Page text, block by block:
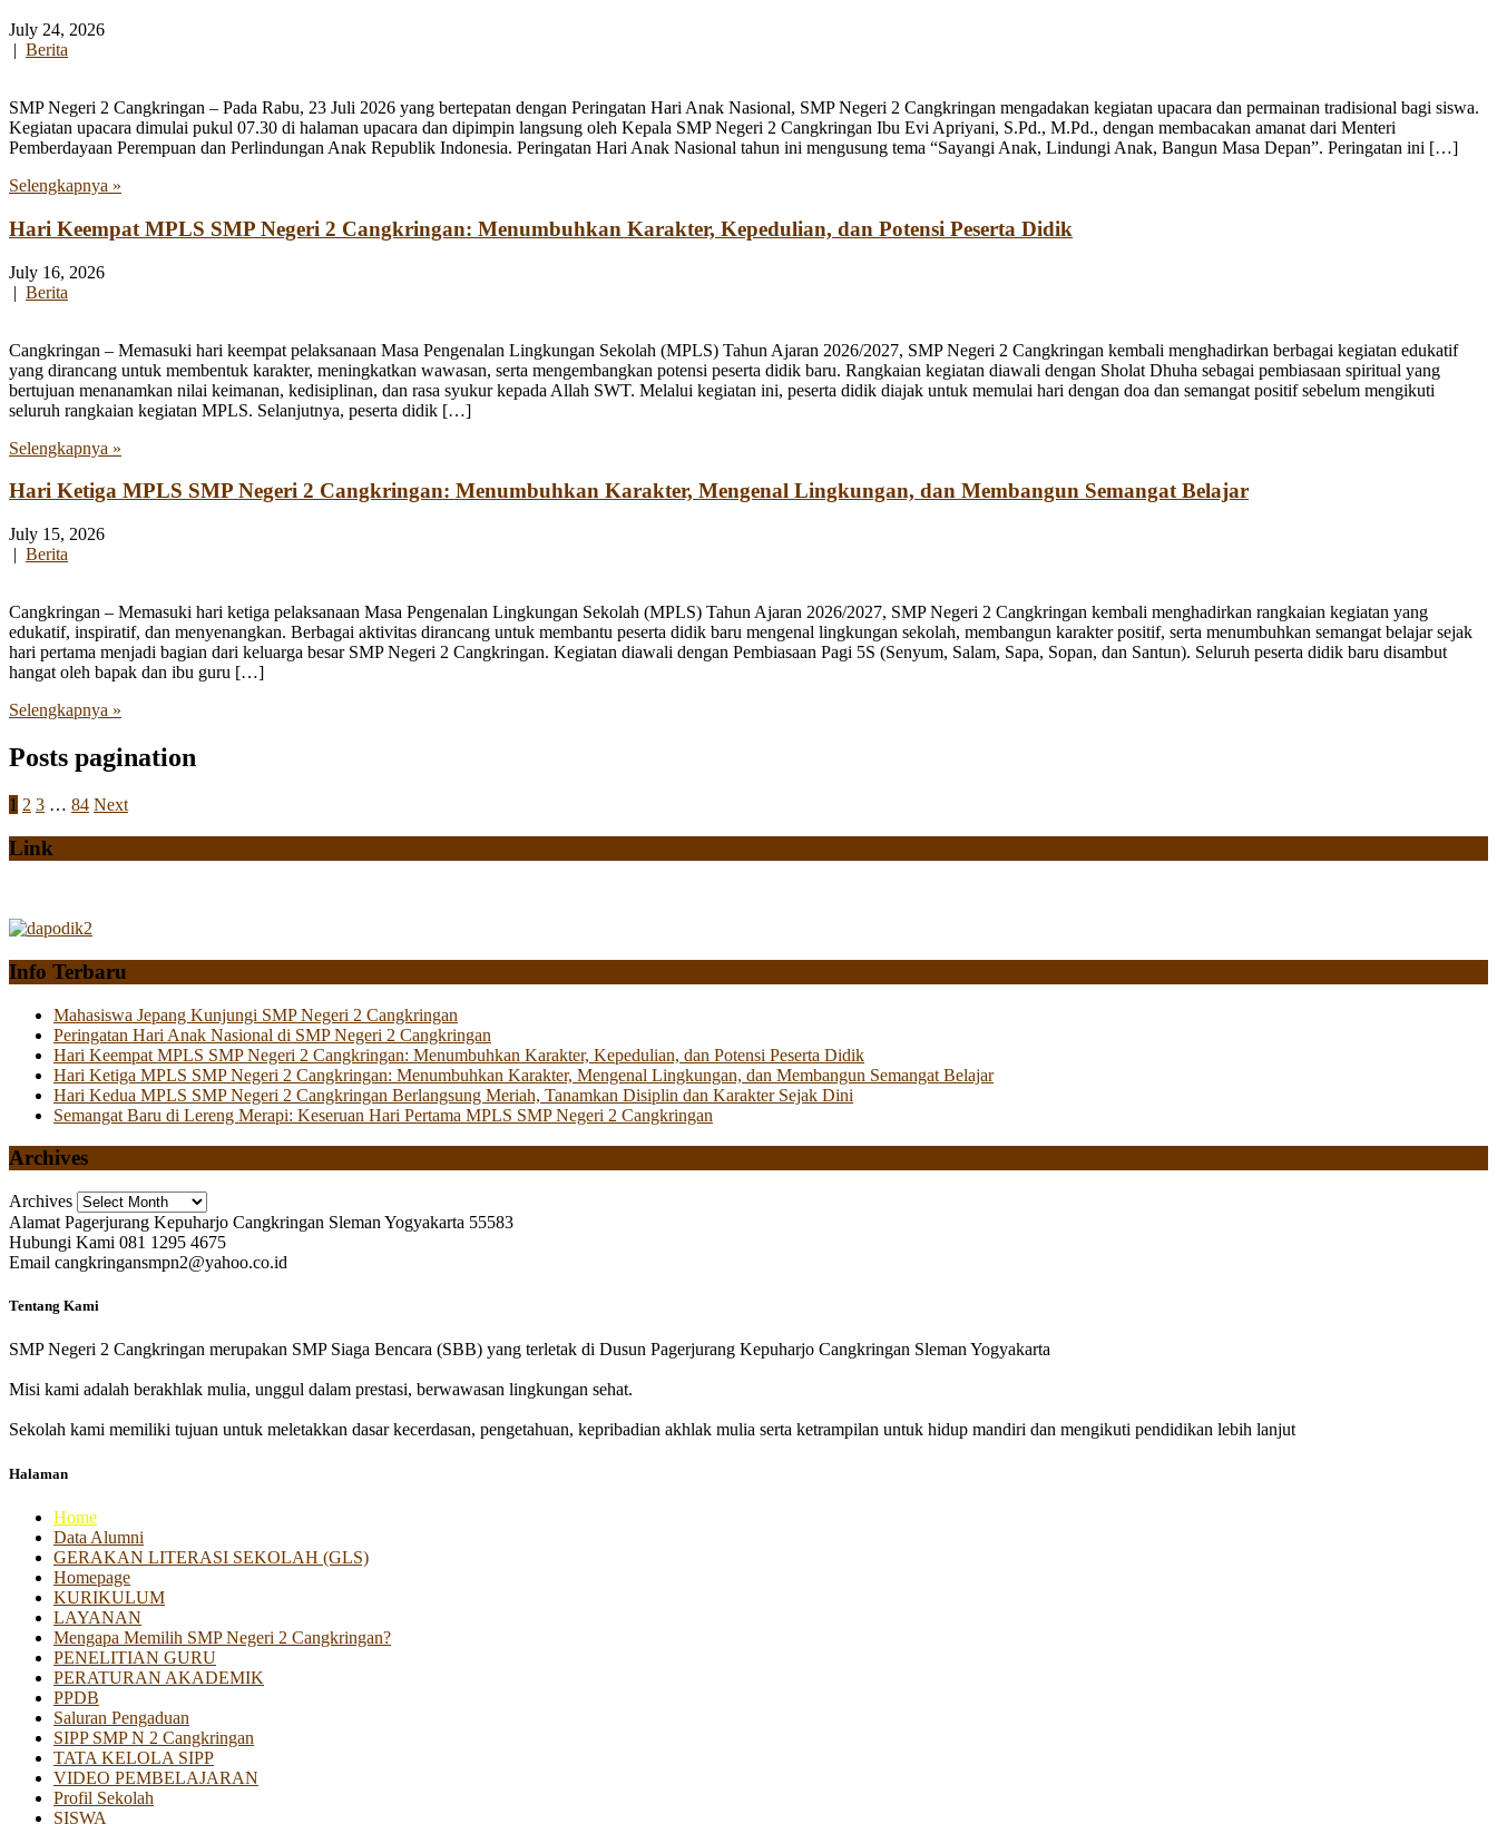
July 24, 2026
| Berita
SMP Negeri 2 Cangkringan – Pada Rabu, 23 Juli 2026 yang bertepatan dengan Peringatan Hari Anak Nasional, SMP Negeri 2 Cangkringan mengadakan kegiatan upacara dan permainan tradisional bagi siswa.
Kegiatan upacara dimulai pukul 07.30 di halaman upacara dan dipimpin langsung oleh Kepala SMP Negeri 2 Cangkringan Ibu Evi Apriyani, S.Pd., M.Pd., dengan membacakan amanat dari Menteri
Pemberdayaan Perempuan dan Perlindungan Anak Republik Indonesia. Peringatan Hari Anak Nasional tahun ini mengusung tema “Sayangi Anak, Lindungi Anak, Bangun Masa Depan”. Peringatan ini […]
Selengkapnya »
Hari Keempat MPLS SMP Negeri 2 Cangkringan: Menumbuhkan Karakter, Kepedulian, dan Potensi Peserta Didik
July 16, 2026
| Berita
Cangkringan – Memasuki hari keempat pelaksanaan Masa Pengenalan Lingkungan Sekolah (MPLS) Tahun Ajaran 2026/2027, SMP Negeri 2 Cangkringan kembali menghadirkan berbagai kegiatan edukatif
yang dirancang untuk membentuk karakter, meningkatkan wawasan, serta mengembangkan potensi peserta didik baru. Rangkaian kegiatan diawali dengan Sholat Dhuha sebagai pembiasaan spiritual yang
bertujuan menanamkan nilai keimanan, kedisiplinan, dan rasa syukur kepada Allah SWT. Melalui kegiatan ini, peserta didik diajak untuk memulai hari dengan doa dan semangat positif sebelum mengikuti
seluruh rangkaian kegiatan MPLS. Selanjutnya, peserta didik […]
Selengkapnya »
Hari Ketiga MPLS SMP Negeri 2 Cangkringan: Menumbuhkan Karakter, Mengenal Lingkungan, dan Membangun Semangat Belajar
July 15, 2026
| Berita
Cangkringan – Memasuki hari ketiga pelaksanaan Masa Pengenalan Lingkungan Sekolah (MPLS) Tahun Ajaran 2026/2027, SMP Negeri 2 Cangkringan kembali menghadirkan rangkaian kegiatan yang
edukatif, inspiratif, dan menyenangkan. Berbagai aktivitas dirancang untuk membantu peserta didik baru mengenal lingkungan sekolah, membangun karakter positif, serta menumbuhkan semangat belajar sejak
hari pertama menjadi bagian dari keluarga besar SMP Negeri 2 Cangkringan. Kegiatan diawali dengan Pembiasaan Pagi 5S (Senyum, Salam, Sapa, Sopan, dan Santun). Seluruh peserta didik baru disambut
hangat oleh bapak dan ibu guru […]
Selengkapnya »
Posts pagination
1 2 3 … 84 Next
Link
Info Terbaru
Mahasiswa Jepang Kunjungi SMP Negeri 2 Cangkringan
Peringatan Hari Anak Nasional di SMP Negeri 2 Cangkringan
Hari Keempat MPLS SMP Negeri 2 Cangkringan: Menumbuhkan Karakter, Kepedulian, dan Potensi Peserta Didik
Hari Ketiga MPLS SMP Negeri 2 Cangkringan: Menumbuhkan Karakter, Mengenal Lingkungan, dan Membangun Semangat Belajar
Hari Kedua MPLS SMP Negeri 2 Cangkringan Berlangsung Meriah, Tanamkan Disiplin dan Karakter Sejak Dini
Semangat Baru di Lereng Merapi: Keseruan Hari Pertama MPLS SMP Negeri 2 Cangkringan
Archives
Archives
Alamat Pagerjurang Kepuharjo Cangkringan Sleman Yogyakarta 55583
Hubungi Kami 081 1295 4675
Email cangkringansmpn2@yahoo.co.id
Tentang Kami
SMP Negeri 2 Cangkringan merupakan SMP Siaga Bencara (SBB) yang terletak di Dusun Pagerjurang Kepuharjo Cangkringan Sleman Yogyakarta
Misi kami adalah berakhlak mulia, unggul dalam prestasi, berwawasan lingkungan sehat.
Sekolah kami memiliki tujuan untuk meletakkan dasar kecerdasan, pengetahuan, kepribadian akhlak mulia serta ketrampilan untuk hidup mandiri dan mengikuti pendidikan lebih lanjut
Halaman
Home
Data Alumni
GERAKAN LITERASI SEKOLAH (GLS)
Homepage
KURIKULUM
LAYANAN
Mengapa Memilih SMP Negeri 2 Cangkringan?
PENELITIAN GURU
PERATURAN AKADEMIK
PPDB
Saluran Pengaduan
SIPP SMP N 2 Cangkringan
TATA KELOLA SIPP
VIDEO PEMBELAJARAN
Profil Sekolah
SISWA